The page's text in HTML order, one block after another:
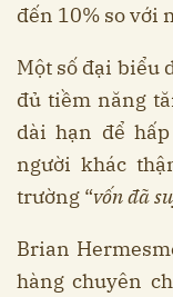
đến 10% so với
Một số đại biểu
đủ tiềm năng
dài hạn để
người khác
trường “vốn đã
Brian
hàng chuyên